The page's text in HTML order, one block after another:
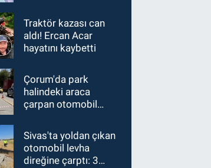
Traktör kazası can
aldı! Ercan Acar
hayatını kaybetti
Çorum'da park
halindeki araca
çarpan otomobil
Sivas'ta yoldan çıkan
otomobil levha
direğine çarptı: 3